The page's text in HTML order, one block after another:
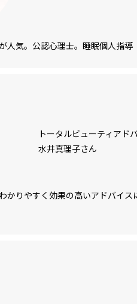
人気。公認心理士。睡眠個人指導
トータルビューティアド
水井真理子さん
かりやすく効果の高いアドバイス